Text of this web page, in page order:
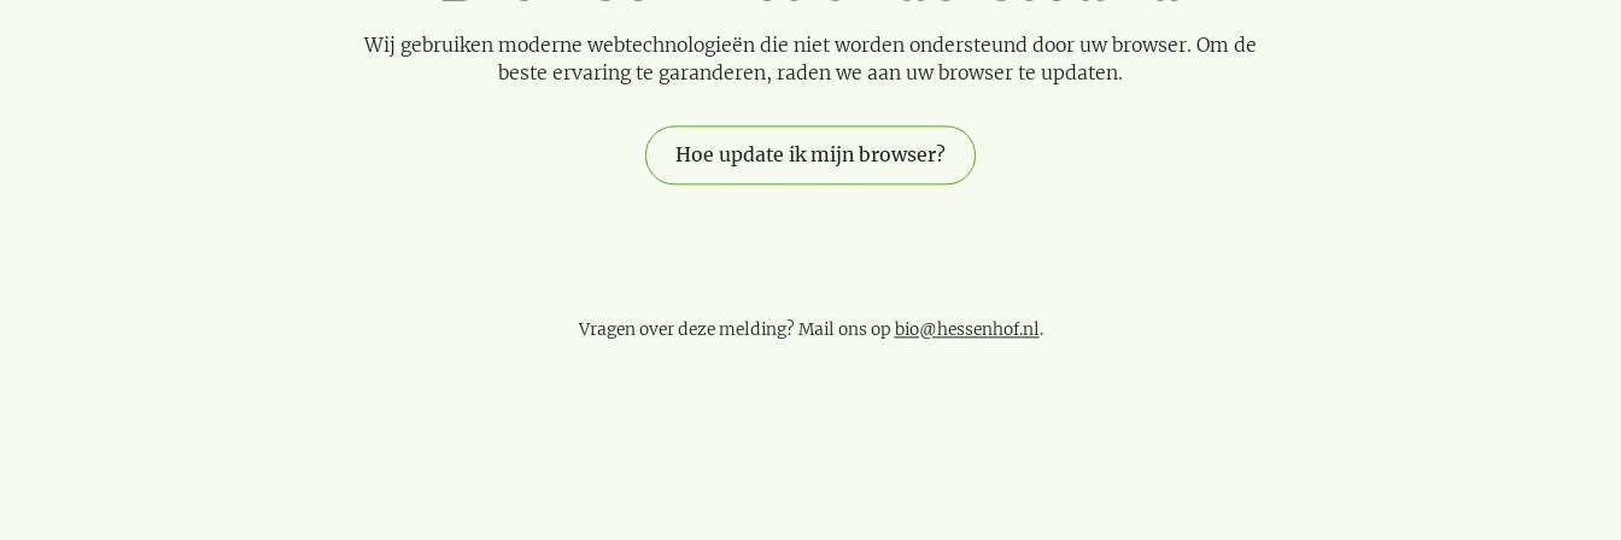
Wij gebruiken moderne webtechnologieën die niet worden ondersteund door uw browser. Om de
beste ervaring te garanderen, raden we aan uw browser te updaten.
Hoe update ik mijn browser?
Vragen over deze melding? Mail ons op bio@hessenhof.nl.